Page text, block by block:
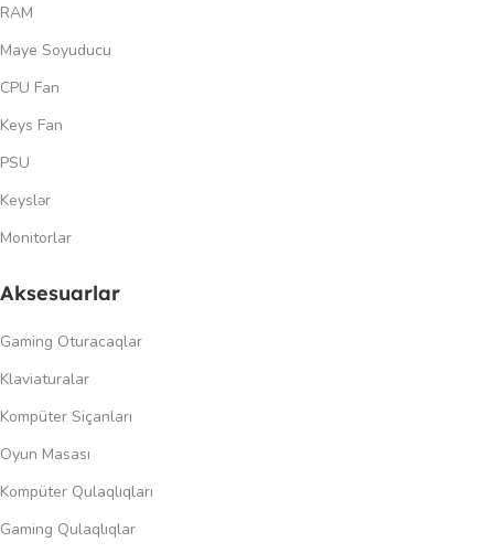
RAM
Maye Soyuducu
CPU Fan
Keys Fan
PSU
Keyslər
Monitorlar
Aksesuarlar
Gaming Oturacaqlar
Klaviaturalar
Kompüter Siçanları
Oyun Masası
Kompüter Qulaqlıqları
Gaming Qulaqlıqlar